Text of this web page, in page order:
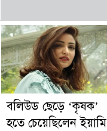
বলিউড ছেড়ে ‘কৃষক’
হতে চেয়েছিলেন ইয়ামি